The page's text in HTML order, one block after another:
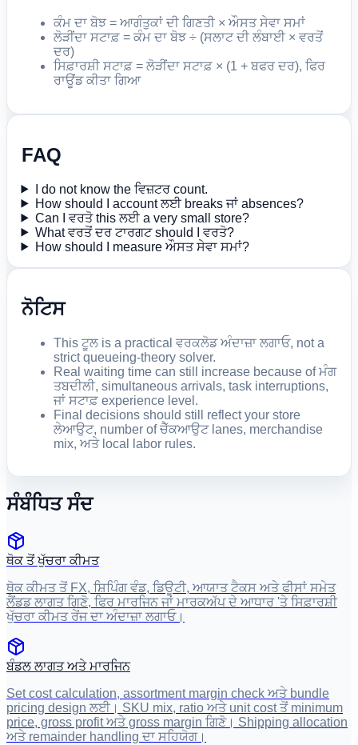
ਕੰਮ ਦਾ ਬੋਝ = ਆਗੰਤੁਕਾਂ ਦੀ ਗਿਣਤੀ × ਔਸਤ ਸੇਵਾ ਸਮਾਂ
ਲੋੜੀਂਦਾ ਸਟਾਫ਼ = ਕੰਮ ਦਾ ਬੋਝ ÷ (ਸਲਾਟ ਦੀ ਲੰਬਾਈ × ਵਰਤੋਂ
ਦਰ)
ਸਿਫ਼ਾਰਸ਼ੀ ਸਟਾਫ਼ = ਲੋੜੀਂਦਾ ਸਟਾਫ਼ × (1 + ਬਫਰ ਦਰ), ਫਿਰ
ਰਾਊਂਡ ਕੀਤਾ ਗਿਆ
FAQ
I do not know the ਵਿਜ਼ਟਰ count.
How should I account ਲਈ breaks ਜਾਂ absences?
Can I ਵਰਤੋ this ਲਈ a very small store?
What ਵਰਤੋਂ ਦਰ ਟਾਰਗਟ should I ਵਰਤੋ?
How should I measure ਔਸਤ ਸੇਵਾ ਸਮਾਂ?
ਨੋਟਿਸ
This ਟੂਲ is a practical ਵਰਕਲੋਡ ਅੰਦਾਜ਼ਾ ਲਗਾਓ, not a
strict queueing-theory solver.
Real waiting time can still increase because of ਮੰਗ
ਤਬਦੀਲੀ, simultaneous arrivals, task interruptions,
ਜਾਂ ਸਟਾਫ਼ experience level.
Final decisions should still reflect your store
ਲੇਆਉਟ, number of ਚੈੱਕਆਉਟ lanes, merchandise
mix, ਅਤੇ local labor rules.
ਸੰਬੰਧਿਤ ਸੰਦ
ਥੋਕ ਤੋਂ ਖੁੱਚਰਾ ਕੀਮਤ
ਥੋਕ ਕੀਮਤ ਤੋਂ FX, ਸ਼ਿਪਿੰਗ ਵੰਡ, ਡਿਊਟੀ, ਆਯਾਤ ਟੈਕਸ ਅਤੇ ਫੀਸਾਂ ਸਮੇਤ
ਲੈਂਡਡ ਲਾਗਤ ਗਿਣੋ, ਫਿਰ ਮਾਰਜਿਨ ਜਾਂ ਮਾਰਕਅੱਪ ਦੇ ਆਧਾਰ 'ਤੇ ਸਿਫ਼ਾਰਸ਼ੀ
ਖੁੱਚਰਾ ਕੀਮਤ ਰੇਂਜ ਦਾ ਅੰਦਾਜ਼ਾ ਲਗਾਓ।
ਬੰਡਲ ਲਾਗਤ ਅਤੇ ਮਾਰਜਿਨ
Set cost calculation, assortment margin check ਅਤੇ bundle
pricing design ਲਈ। SKU mix, ratio ਅਤੇ unit cost ਤੋਂ minimum
price, gross profit ਅਤੇ gross margin ਗਿਣੋ। Shipping allocation
ਅਤੇ remainder handling ਦਾ ਸਹਿਯੋਗ।